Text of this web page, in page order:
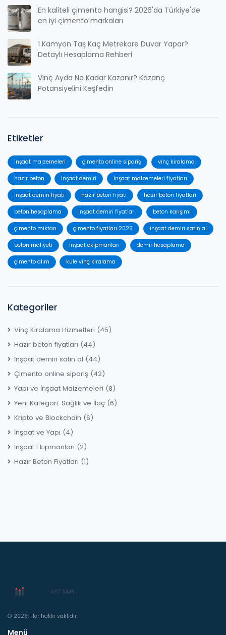
En kaliteli çimento hangisi? 2026'da Türkiye'de
en iyi çimento markaları
1 Kamyon Taş Kaç Metrekare Duvar Yapar?
Detaylı Hesaplama Rehberi
Vinç Ayda Ne Kadar Kazanır? Kazanç
Potansiyelini Keşfedin
Etiketler
inşaat malzemeleri çimento online sipariş vinç kiralama
hazır beton inşaat demiri inşaat malzemeleri fiyatları
inşaat demiri fiyatı hazır beton fiyatı hazır beton fiyatları
beton hesaplama inşaat demiri fiyatları beton karışımı
çimento miktarı çimento fiyatları 2025 inşaat demiri satın al
beton maliyeti inşaat ekipmanları demir hesaplama
çimento alım kule vinç kiralama
Kategoriler
Vinç Kiralama Hizmetleri (45)
Hazır beton fiyatları (44)
İnşaat demiri satın al (44)
Çimento online sipariş (42)
Yapı ve İnşaat Malzemeleri (8)
Yeni Kategori: Sağlık ve İlaç (6)
Kripto ve Blockchain (6)
İnşaat ve Yapı (4)
İnşaat Ekipmanları (2)
Hazır Beton Fiyatları (1)
© 2026. Her hakkı saklıdır.
Menü